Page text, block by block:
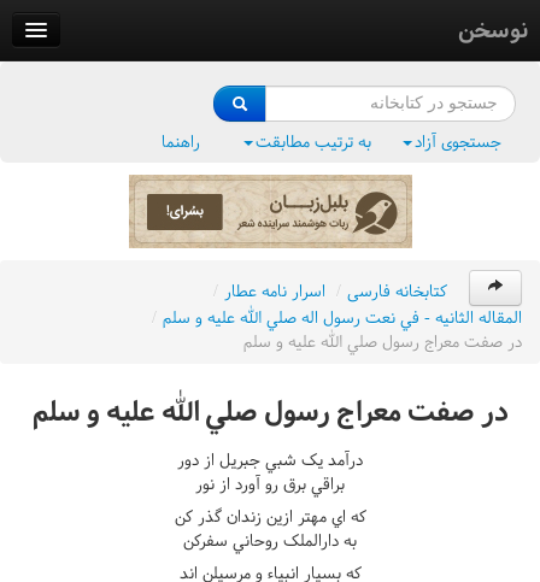
نوسخن
فرهنگ واژگان
جستجوی آزاد به ترتیب مطابقت راهنما
کتابخانه فارسی / اسرار نامه عطار /
المقاله الثانيه - في نعت رسول اله صلي الله عليه و سلم /
در صفت معراج رسول صلي الله عليه و سلم
در صفت معراج رسول صلي الله عليه و سلم
درآمد يک شبي جبريل از دور
براقي برق رو آورد از نور
که اي مهتر ازين زندان گذر کن
به دارالملک روحاني سفرکن
که بسيار انبياء و مرسيلن اند